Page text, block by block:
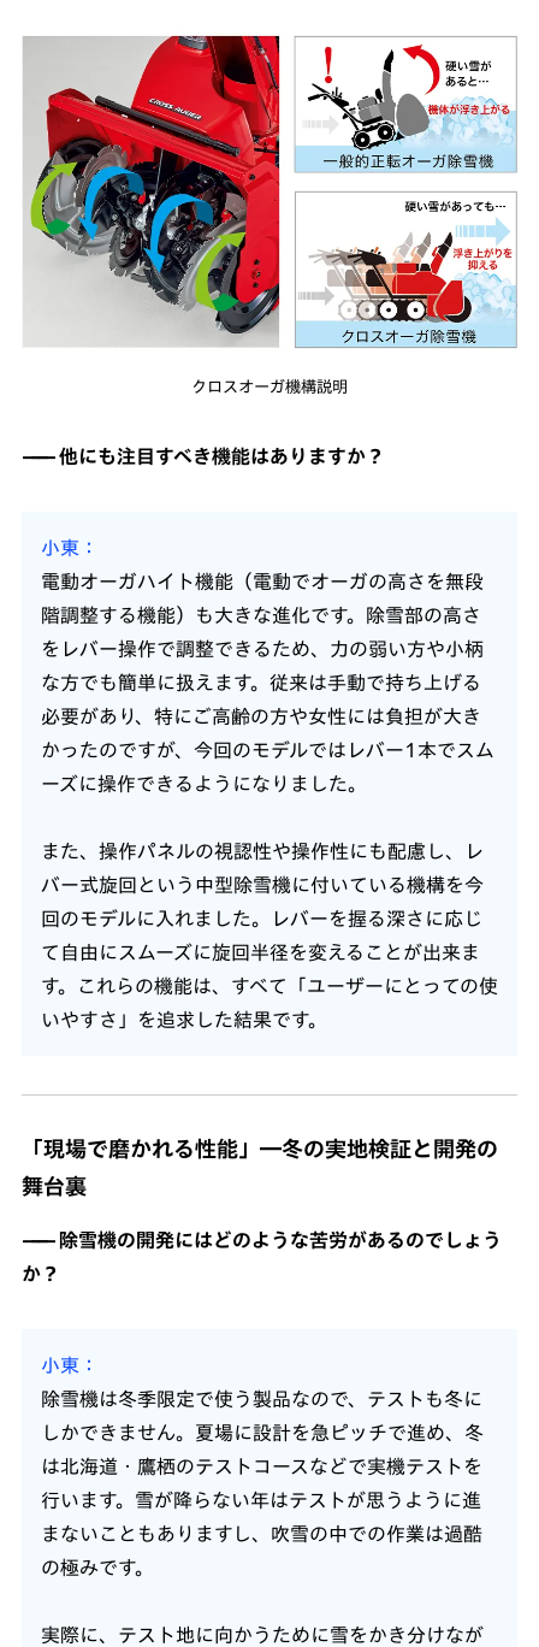
クロスオーガ機構説明
他にも注目すべき機能はありますか？
小東
電動オーガハイト機能（電動でオーガの高さを無段
階調整する機能）も大きな進化です。除雪部の高さ
をレバー操作で調整できるため、力の弱い方や小柄
な方でも簡単に扱えます。従来は手動で持ち上げる
必要があり、特にご高齢の方や女性には負担が大き
かったのですが、今回のモデルではレバー1本でスム
ーズに操作できるようになりました。
また、操作パネルの視認性や操作性にも配慮し、レ
バー式旋回という中型除雪機に付いている機構を今
回のモデルに入れました。レバーを握る深さに応じ
て自由にスムーズに旋回半径を変えることが出来ま
す。これらの機能は、すべて「ユーザーにとっての使
いやすさ」を追求した結果です。
「現場で磨かれる性能」―冬の実地検証と開発の
舞台裏
除雪機の開発にはどのような苦労があるのでしょう
か？
小東
除雪機は冬季限定で使う製品なので、テストも冬に
しかできません。夏場に設計を急ピッチで進め、冬
は北海道・鷹栖のテストコースなどで実機テストを
行います。雪が降らない年はテストが思うように進
まないこともありますし、吹雪の中での作業は過酷
の極みです。
実際に、テスト地に向かうために雪をかき分けなが